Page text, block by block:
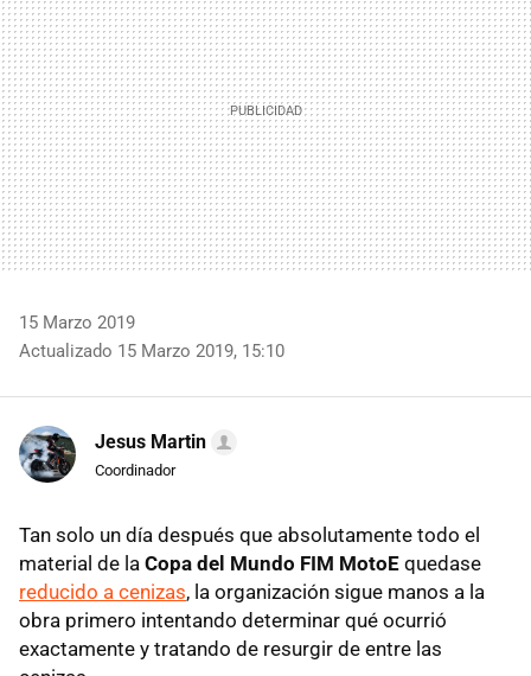
15 Marzo 2019
Actualizado 15 Marzo 2019, 15:10
Jesus Martin
Coordinador
Tan solo un día después que absolutamente todo el
material de la Copa del Mundo FIM MotoE quedase
reducido a cenizas, la organización sigue manos a la
obra primero intentando determinar qué ocurrió
exactamente y tratando de resurgir de entre las